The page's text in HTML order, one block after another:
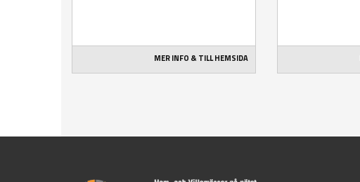
MER INFO & TILL HEMSIDA